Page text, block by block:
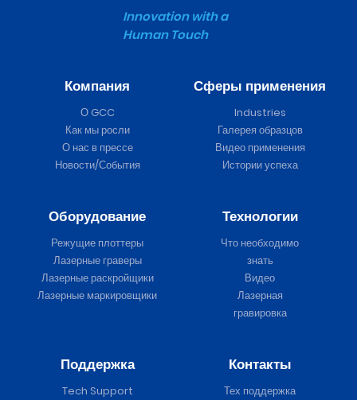
Innovation with a
Human Touch
Компания
О GCC
Как мы росли
О нас в прессе
Новости/События
Сферы применения
Industries
Галерея образцов
Видео применения
Истории успеха
Оборудование
Режущие плоттеры
Лазерные граверы
Лазерные раскройщики
Лазерные маркировщики
Технологии
Что необходимо
знать
Видео
Лазерная
гравировка
Поддержка
Tech Support
Контакты
Тех поддержка